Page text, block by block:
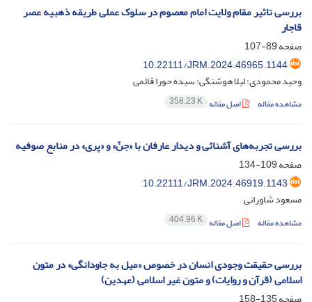
بررسی تاثیر مقام ولایت امام معصوم در سلوک عملی طریقه ذهبیه عصر
قاجار
صفحه89-107
10.22111/JRM.2024.46965.1144
وحید محمودی؛ لیلا هوشنگی؛ سیده حورا قائمی
مشاهده مقاله اصل مقاله 358.23 K
بررسی تجربه‌های آشنائی و دیدار عارفان با «جنّ» و «پری» در منابع صوفیه
صفحه109-134
10.22111/JRM.2024.46919.1143
مسعود شاورانی
مشاهده مقاله اصل مقاله 404.96 K
بررسی حقیقت وجودی انسان در خصوص «میل به جاودانگی» در متون
اسلامی (قرآن و روایات) و متون غیر اسلامی (عهدین)